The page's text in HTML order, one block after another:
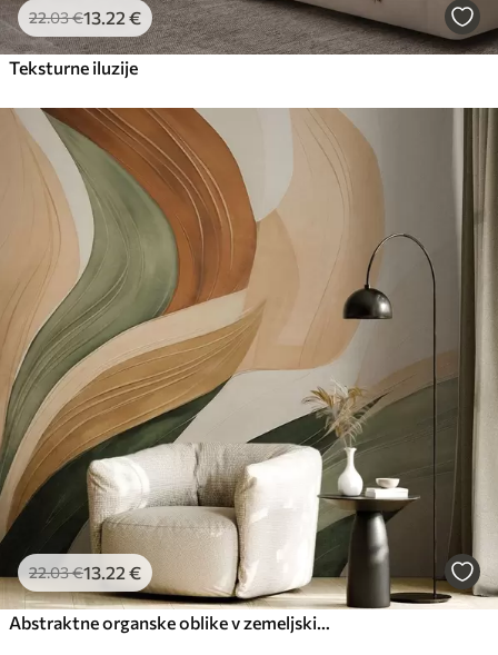
22.03€13 .22 €
Teksturne iluzije
22.03€13 .22 €